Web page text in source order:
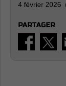
4 février 2026
PARTAGER